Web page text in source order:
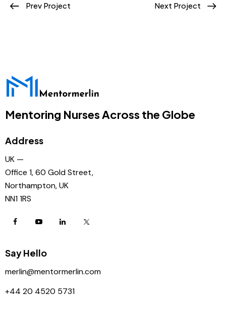
Prev Project Next Project
Mentoring Nurses Across the Globe
Address
UK —
Office 1, 60 Gold Street,
Northampton, UK
NN1 1RS
Say Hello
merlin@mentormerlin.com
+44 20 4520 5731